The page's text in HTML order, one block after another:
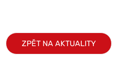
ZPĚT NA AKTUALITY